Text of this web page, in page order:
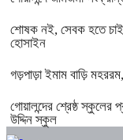
শোষক নই, সেবক হতে চাই,
হোসাইন
গড়পাড়া ইমাম বাড়ি
গোয়ালন্দের শ্রেষ্ঠ স্কুলের
উদ্দিন স্কুল